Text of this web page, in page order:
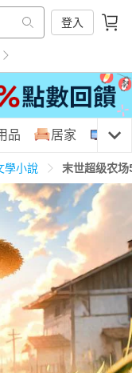
登入
健 民生用品
閒 親子玩具
養 情趣用品
品 居家 3C
學小說 末世超级农